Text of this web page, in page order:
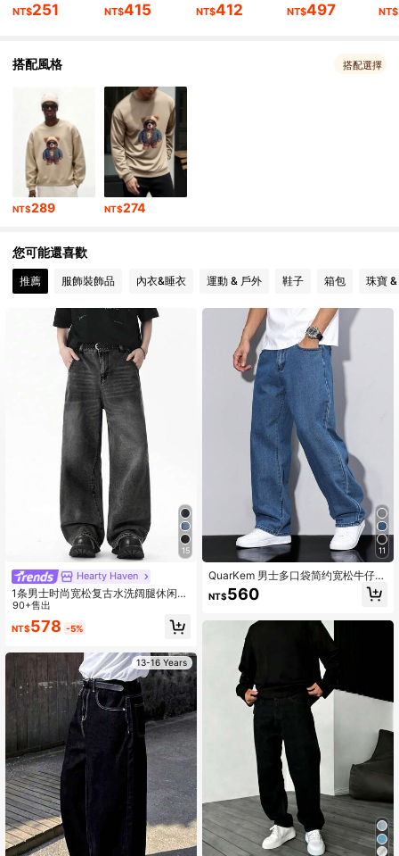
4.73 3.7K 追蹤者
4.73 3.7K 追蹤者
4.73 3.7K 追蹤者
NT$251 NT$415 NT$412 NT$497 NT$
搭配風格 搭配選擇
NT$289 NT$274
您可能還喜歡
推薦 服飾裝飾品 內衣&睡衣 運動 & 戶外 鞋子 箱包 珠寶
15
Hearty Haven
1条男士时尚宽松复古水洗阔腿休闲牛
仔裤（不含腰带和配饰）
90+售出
NT$578 -5%
13-16 Years
11
QuarKem 男士多口袋简约宽松牛仔裤
休闲、日常穿着
NT$560